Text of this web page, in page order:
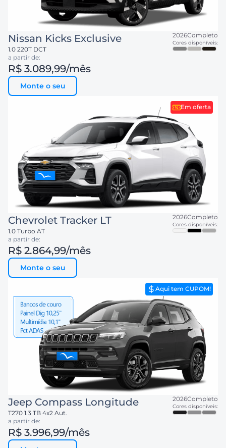
Nissan Kicks Exclusive
1.0 220T DCT
2026Completo
Cores disponíveis:
a partir de:
R$ 3.089,99/mês
Monte o seu
Em oferta
Chevrolet Tracker LT
1.0 Turbo AT
2026Completo
Cores disponíveis:
a partir de:
R$ 2.864,99/mês
Monte o seu
Aqui tem CUPOM!
Jeep Compass Longitude
T270 1.3 TB 4x2 Aut.
2026Completo
Cores disponíveis:
a partir de:
R$ 3.996,99/mês